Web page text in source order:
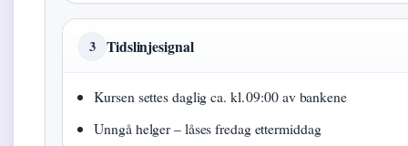
3 Tidslinjesignal
Kursen settes daglig ca. kl. 09:00 av bankene
Unngå helger – låses fredag ettermiddag